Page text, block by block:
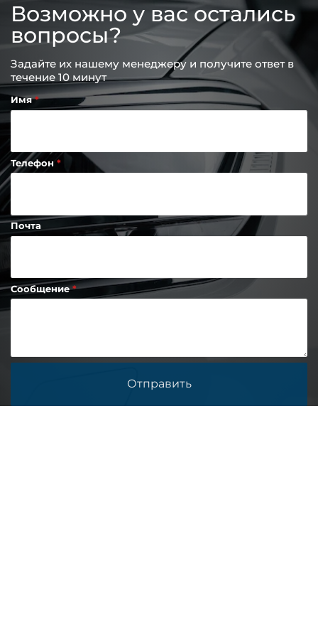
Возможно у вас остались
вопросы?
Задайте их нашему менеджеру и получите ответ в
течение 10 минут
Имя
Телефон
Почта
Сообщение